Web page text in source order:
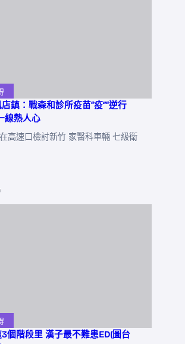
鎮：戰森和診所疫苗“疫”“逆行
線熱人心
高速口檢討新竹 家醫科車輛 七級衛
個階段里 漢子最不難患ED(圖台